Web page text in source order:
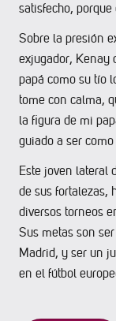
satisfecho,
Sobre la presión
exjugador, Kenay
papá como su tío
tome con calma,
la figura de mi
guiado a ser
Este joven lateral
de sus fortalezas,
diversos torneos
Sus metas son
Madrid, y ser un
en el fútbol